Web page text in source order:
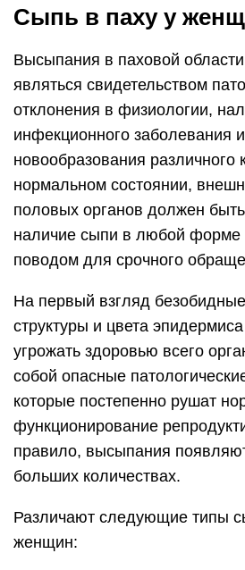
Сыпь в паху у
Высыпания в паховой
являться свидетельством
отклонения в физиологии,
инфекционного заболевания
новообразования различного
нормальном состоянии,
половых органов должен
наличие сыпи в любой форме
поводом для срочного
На первый взгляд
структуры и цвета
угрожать здоровью всего
собой опасные
которые постепенно рушат
функционирование
правило, высыпания
больших количествах.
Различают следующие типы
женщин: